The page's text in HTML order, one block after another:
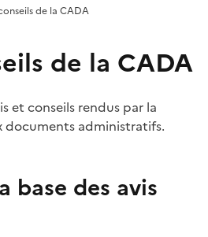
de la CADA
de la CADA
et conseils rendus par la
documents administratifs.
base des avis